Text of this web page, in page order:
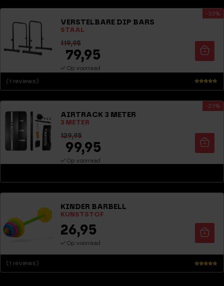
VERSTELBARE DIP BARS
STAAL
-33%
Waarderin
(1 reviews)
119,95
79,95
Op voorraad
AIRTRACK 3 METER
3 METER
-23%
129,95
99,95
Op voorraad
KINDER BARBELL
KUNSTSTOF
Waarderin
(1 reviews)
26,95
Op voorraad